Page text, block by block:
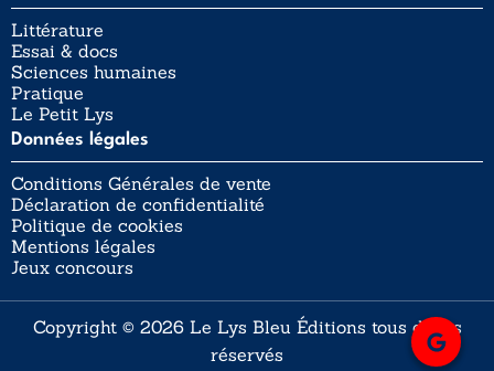
Littérature
Essai & docs
Sciences humaines
Pratique
Le Petit Lys
Données légales
Conditions Générales de vente
Déclaration de confidentialité
Politique de cookies
Mentions légales
Jeux concours
Copyright © 2026 Le Lys Bleu Éditions tous droits
réservés